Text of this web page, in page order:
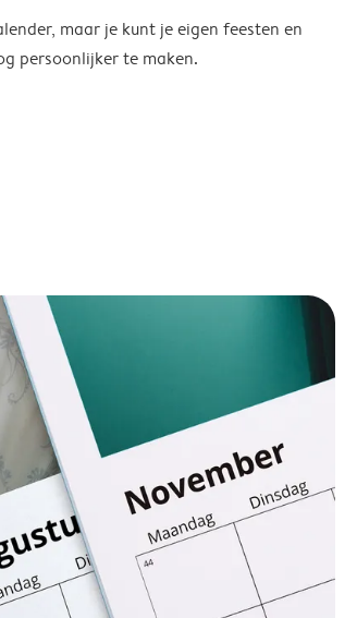
maar je kunt je eigen feesten en
persoonlijker te maken.